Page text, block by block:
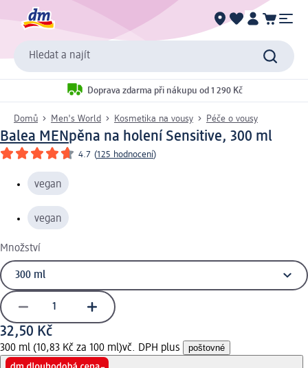
Hledat a najít
Doprava zdarma při nákupu od 1 290 Kč
Domů Men's World Kosmetika na vousy Péče o vousy
Balea MENpěna na holení Sensitive, 300 ml
4.7 (125 hodnocení)
vegan
vegan
Množství
32,50 Kč
300 ml (10,83 Kč za 100 ml)vč. DPH plus poštovné